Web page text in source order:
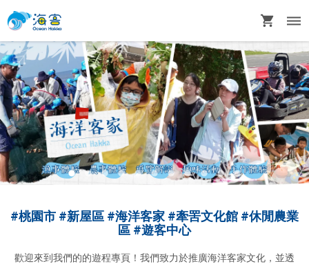
#桃園市 #新屋區 #海洋客家 #牽罟文化館 #休閒農業
區 #遊客中心
歡迎來到我們的的遊程專頁！我們致力於推廣海洋客家文化，並透